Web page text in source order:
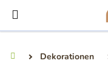
Inhalt
springen
Dekorationen